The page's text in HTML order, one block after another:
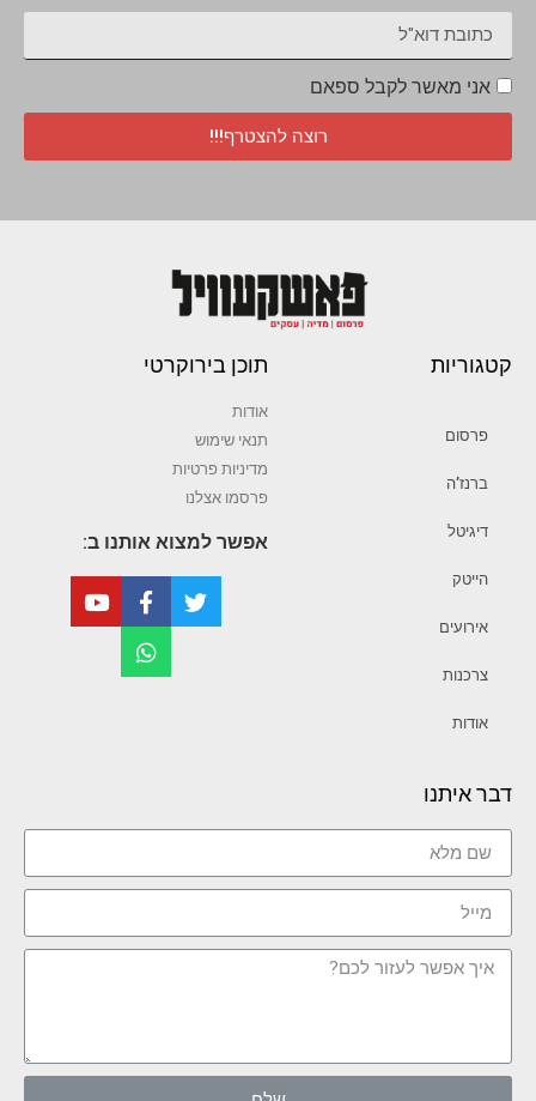
אני מאשר לקבל ספאם
רוצה להצטרף!!!
קטגוריות
פרסום
ברנז’ה
דיגיטל
הייטק
אירועים
צרכנות
אודות
תוכן בירוקרטי
אודות
תנאי שימוש
מדיניות פרטיות
פרסמו אצלנו
אפשר למצוא אותנו ב:
דבר איתנו